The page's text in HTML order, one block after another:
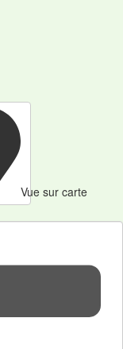
Vue sur carte